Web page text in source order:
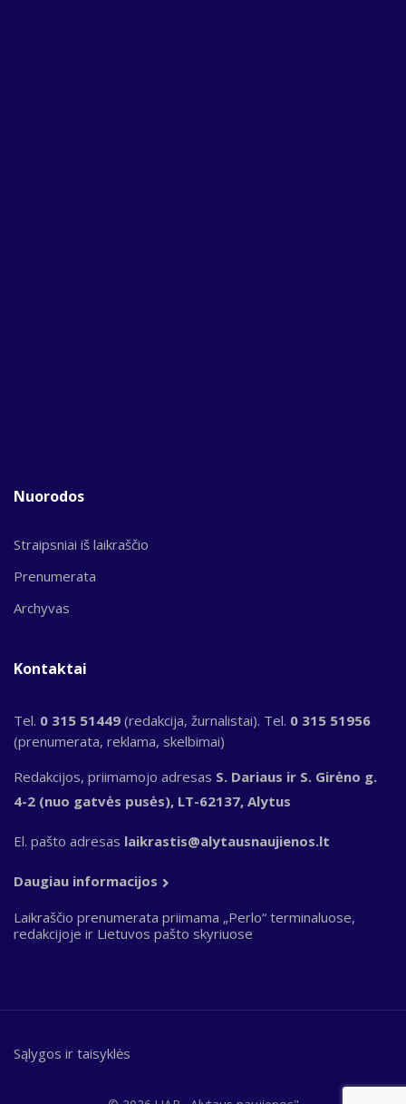
Nuorodos
Straipsniai iš laikraščio
Prenumerata
Archyvas
Kontaktai
Tel. 0 315 51449 (redakcija, žurnalistai). Tel. 0 315 51956
(prenumerata, reklama, skelbimai)
Redakcijos, priimamojo adresas S. Dariaus ir S. Girėno g.
4-2 (nuo gatvės pusės), LT-62137, Alytus
El. pašto adresas laikrastis@alytausnaujienos.lt
Daugiau informacijos
Laikraščio prenumerata priimama „Perlo“ terminaluose,
redakcijoje ir Lietuvos pašto skyriuose
Bottom
Sąlygos ir taisyklės